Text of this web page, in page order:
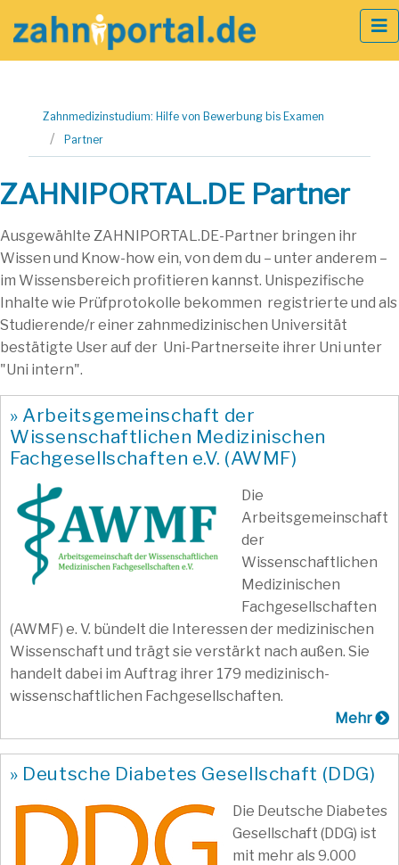
springen
Zahnmedizinstudium: Hilfe von Bewerbung bis Examen
Partner
ZAHNIPORTAL.DE Partner
Ausgewählte ZAHNIPORTAL.DE-Partner bringen ihr
Wissen und Know-how ein, von dem du – unter anderem –
im Wissensbereich profitieren kannst. Unispezifische
Inhalte wie Prüfprotokolle bekommen registrierte und als
Studierende/r einer zahnmedizinischen Universität
bestätigte User auf der Uni-Partnerseite ihrer Uni unter
"Uni intern".
» Arbeitsgemeinschaft der
Wissenschaftlichen Medizinischen
Fachgesellschaften e.V. (AWMF)
Die
Arbeitsgemeinschaft
der
Wissenschaftlichen
Medizinischen
Fachgesellschaften
(AWMF) e. V. bündelt die Interessen der medizinischen
Wissenschaft und trägt sie verstärkt nach außen. Sie
handelt dabei im Auftrag ihrer 179 medizinisch-
wissenschaftlichen Fachgesellschaften.
Mehr
» Deutsche Diabetes Gesellschaft (DDG)
Die Deutsche Diabetes
Gesellschaft (DDG) ist
mit mehr als 9.000